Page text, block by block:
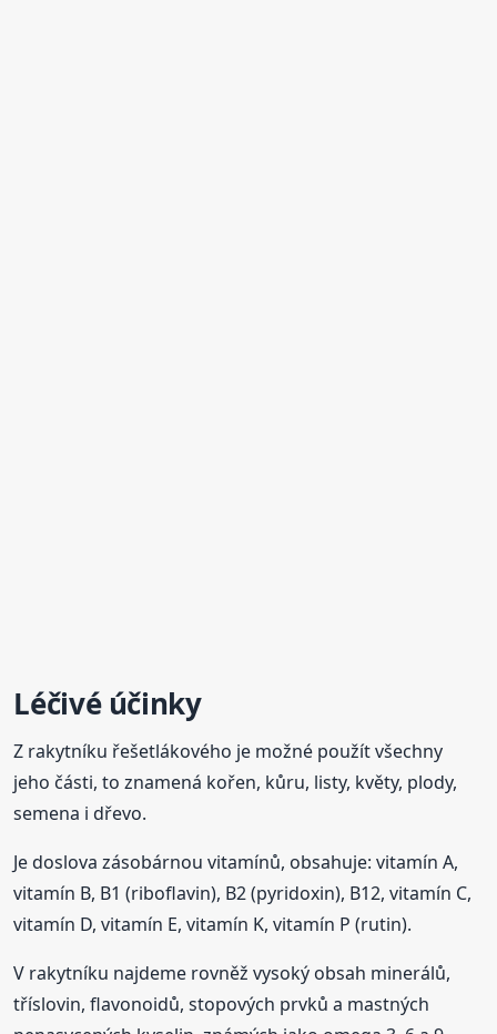
Léčivé účinky
Z rakytníku řešetlákového je možné použít všechny
jeho části, to znamená kořen, kůru, listy, květy, plody,
semena i dřevo.
Je doslova zásobárnou vitamínů, obsahuje: vitamín A,
vitamín B, B1 (riboflavin), B2 (pyridoxin), B12, vitamín C,
vitamín D, vitamín E, vitamín K, vitamín P (rutin).
V rakytníku najdeme rovněž vysoký obsah minerálů,
tříslovin, flavonoidů, stopových prvků a mastných